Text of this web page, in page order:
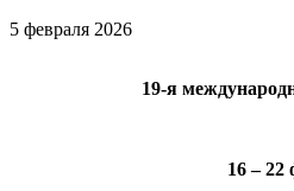
5 февраля 2026
19-я
16 – 22